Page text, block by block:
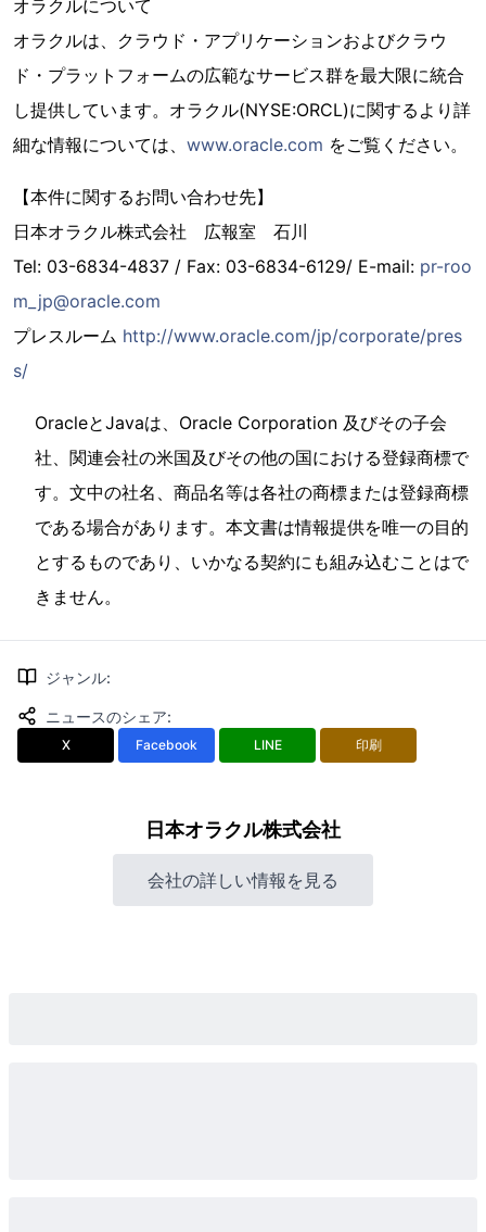
オラクルについて
オラクルは、クラウド・アプリケーションおよびクラウ
ド・プラットフォームの広範なサービス群を最大限に統合
し提供しています。オラクル(NYSE:ORCL)に関するより詳
細な情報については、 www.oracle.com をご覧ください。
【本件に関するお問い合わせ先】
日本オラクル株式会社 広報室 石川
Tel: 03-6834-4837 / Fax: 03-6834-6129/ E-mail: pr-roo
m_jp@oracle.com
プレスルーム http://www.oracle.com/jp/corporate/pres
s/
OracleとJavaは、Oracle Corporation 及びその子会
社、関連会社の米国及びその他の国における登録商標で
す。文中の社名、商品名等は各社の商標または登録商標
である場合があります。本文書は情報提供を唯一の目的
とするものであり、いかなる契約にも組み込むことはで
きません。
ジャンル:
ニュースのシェア:
X Facebook LINE 印刷
日本オラクル株式会社
会社の詳しい情報を見る